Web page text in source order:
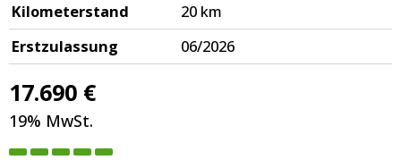
Kilometerstand
20 km
Erstzulassung
06/2026
17.690 €
19% MwSt.